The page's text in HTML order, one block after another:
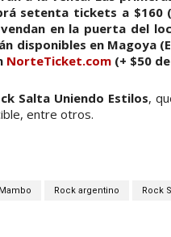
setenta tickets a $160
en la puerta del
disponibles en Magoya
NorteTicket.com (+ $50
Salta Uniendo Estilos,
entre otros.
Rock argentino Rock